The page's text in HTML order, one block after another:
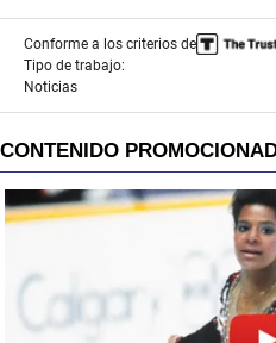
Conforme a los criterios de
Tipo de trabajo:
Noticias